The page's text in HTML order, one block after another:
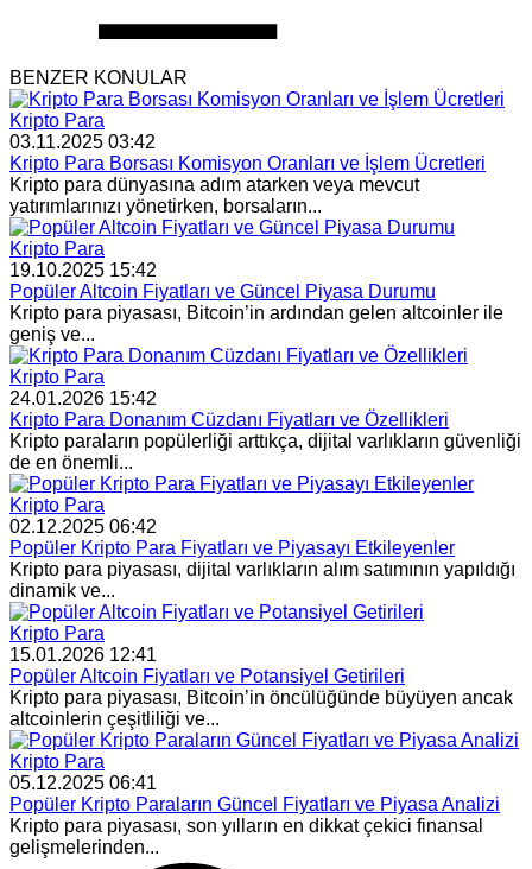
BENZER KONULAR
Kripto Para
03.11.2025 03:42
Kripto Para Borsası Komisyon Oranları ve İşlem Ücretleri
Kripto para dünyasına adım atarken veya mevcut
yatırımlarınızı yönetirken, borsaların...
Kripto Para
19.10.2025 15:42
Popüler Altcoin Fiyatları ve Güncel Piyasa Durumu
Kripto para piyasası, Bitcoin’in ardından gelen altcoinler ile
geniş ve...
Kripto Para
24.01.2026 15:42
Kripto Para Donanım Cüzdanı Fiyatları ve Özellikleri
Kripto paraların popülerliği arttıkça, dijital varlıkların güvenliği
de en önemli...
Kripto Para
02.12.2025 06:42
Popüler Kripto Para Fiyatları ve Piyasayı Etkileyenler
Kripto para piyasası, dijital varlıkların alım satımının yapıldığı
dinamik ve...
Kripto Para
15.01.2026 12:41
Popüler Altcoin Fiyatları ve Potansiyel Getirileri
Kripto para piyasası, Bitcoin’in öncülüğünde büyüyen ancak
altcoinlerin çeşitliliği ve...
Kripto Para
05.12.2025 06:41
Popüler Kripto Paraların Güncel Fiyatları ve Piyasa Analizi
Kripto para piyasası, son yılların en dikkat çekici finansal
gelişmelerinden...